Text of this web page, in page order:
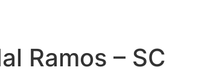
Ramos – SC